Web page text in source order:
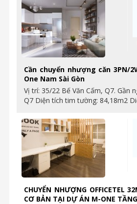
Cần chuyển nhượng căn 3PN/
One Nam Sài Gòn
Vị trí: 35/22 Bế Văn Cấm, Q7. Gần
Q7 Diện tích tim tường: 84,18m2
CHUYỂN NHƯỢNG OFFICETEL
CƠ BẢN TẠI DỰ ÁN M-ONE